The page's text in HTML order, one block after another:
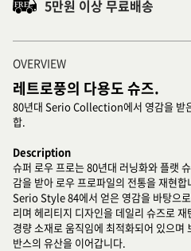
5만원 이상 무료배송
OVERVIEW
레트로풍의 다용도 슈즈.
80년대 Serio Collection에서 영감을 받
합.
Description
슈퍼 로우 프로는 80년대 러닝화와 플랫
감을 받아 로우 프로파일의 전통을 재현합
Serio Style 84에서 얻은 영감을 바탕으
리며 헤리티지 디자인을 데일리 슈즈로
경량 소재로 움직임에 최적화되어 있으며
반스의 유산을 이어갑니다.